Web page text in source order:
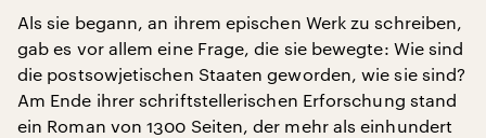
Als sie begann, an ihrem epischen Werk zu schreiben,
gab es vor allem eine Frage, die sie bewegte: Wie sind
die postsowjetischen Staaten geworden, wie sie sind?
Am Ende ihrer schriftstellerischen Erforschung stand
ein Roman von 1300 Seiten, der mehr als einhundert